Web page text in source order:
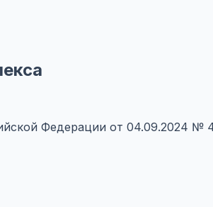
Федерации от 04.09.2024 №